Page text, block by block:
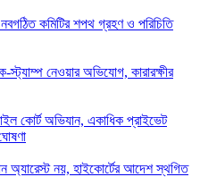
কমিটির শপথ গ্রহণ ও পরিচিতি
স্ট্যাম্প নেওয়ার অভিযোগ, কারারক্ষীর
কোর্ট অভিযান, একাধিক প্রাইভেট
অ্যারেস্ট নয়, হাইকোর্টের আদেশ স্থগিত